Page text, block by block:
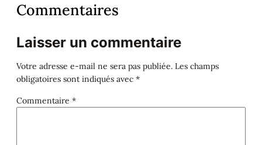
Commentaires
Laisser un commentaire
Votre adresse e-mail ne sera pas publiée. Les champs
obligatoires sont indiqués avec *
Commentaire *